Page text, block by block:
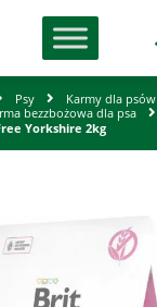
Psy Karmy dla psów
bezzbożowa dla psa
Yorkshire 2kg